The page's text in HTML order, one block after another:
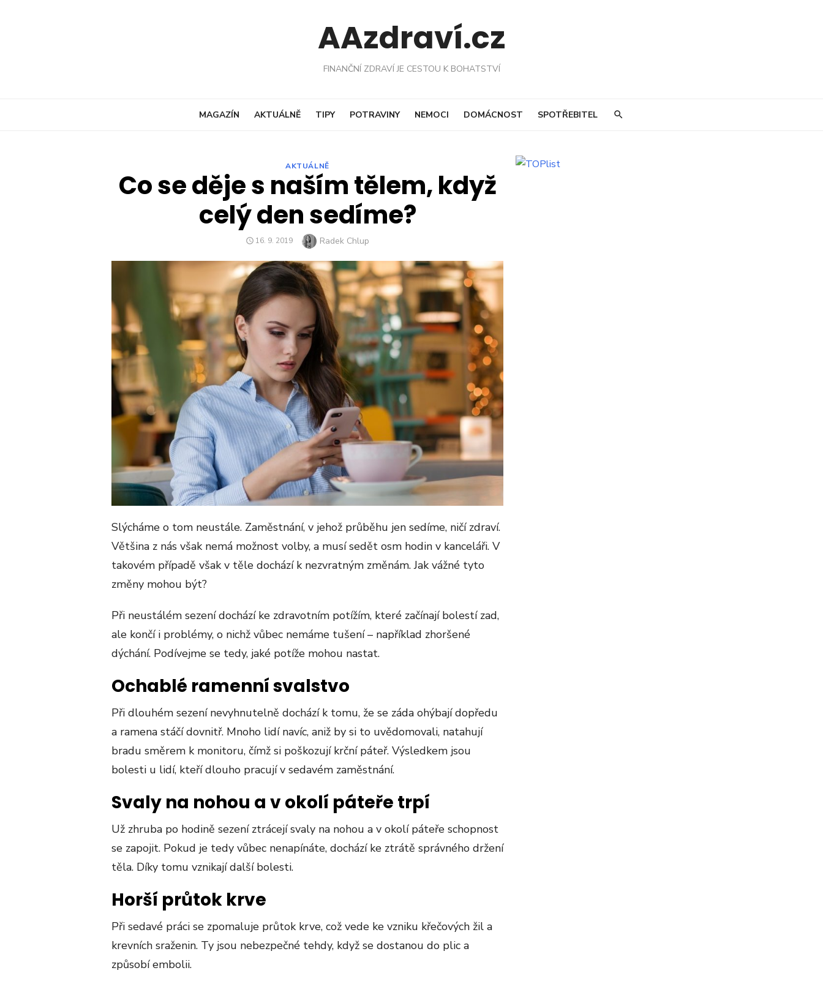
AAzdraví.cz
FINANČNÍ ZDRAVÍ JE CESTOU K BOHATSTVÍ
MAGAZÍN AKTUÁLNĚ TIPY POTRAVINY NEMOCI DOMÁCNOST SPOTŘEBITEL
AKTUÁLNĚ
Co se děje s naším tělem, když
celý den sedíme?
POSTED
16. 9. 2019 Author
Radek Chlup
Slýcháme o tom neustále. Zaměstnání, v jehož průběhu jen sedíme, ničí zdraví.
Většina z nás však nemá možnost volby, a musí sedět osm hodin v kanceláři. V
takovém případě však v těle dochází k nezvratným změnám. Jak vážné tyto
změny mohou být?
Při neustálém sezení dochází ke zdravotním potížím, které začínají bolestí zad,
ale končí i problémy, o nichž vůbec nemáme tušení – například zhoršené
dýchání. Podívejme se tedy, jaké potíže mohou nastat.
Ochablé ramenní svalstvo
Při dlouhém sezení nevyhnutelně dochází k tomu, že se záda ohýbají dopředu
a ramena stáčí dovnitř. Mnoho lidí navíc, aniž by si to uvědomovali, natahují
bradu směrem k monitoru, čímž si poškozují krční páteř. Výsledkem jsou
bolesti u lidí, kteří dlouho pracují v sedavém zaměstnání.
Svaly na nohou a v okolí páteře trpí
Už zhruba po hodině sezení ztrácejí svaly na nohou a v okolí páteře schopnost
se zapojit. Pokud je tedy vůbec nenapínáte, dochází ke ztrátě správného držení
těla. Díky tomu vznikají další bolesti.
Horší průtok krve
Při sedavé práci se zpomaluje průtok krve, což vede ke vzniku křečových žil a
krevních sraženin. Ty jsou nebezpečné tehdy, když se dostanou do plic a
způsobí embolii.